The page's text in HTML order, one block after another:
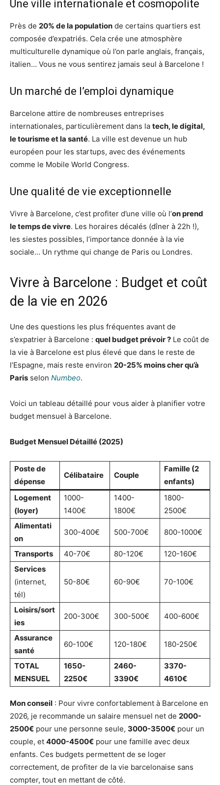
Une ville internationale et cosmopolite
Près de 20% de la population de certains quartiers est
composée d’expatriés. Cela crée une atmosphère
multiculturelle dynamique où l’on parle anglais, français,
italien… Vous ne vous sentirez jamais seul à Barcelone !
Un marché de l’emploi dynamique
Barcelone attire de nombreuses entreprises
internationales, particulièrement dans la tech, le digital,
le tourisme et la santé. La ville est devenue un hub
européen pour les startups, avec des événements
comme le Mobile World Congress.
Une qualité de vie exceptionnelle
Vivre à Barcelone, c’est profiter d’une ville où l’on prend
le temps de vivre. Les horaires décalés (dîner à 22h !),
les siestes possibles, l’importance donnée à la vie
sociale… Un rythme qui change de Paris ou Londres.
Vivre à Barcelone : Budget et coût
de la vie en 2026
Une des questions les plus fréquentes avant de
s’expatrier à Barcelone : quel budget prévoir ? Le coût de
la vie à Barcelone est plus élevé que dans le reste de
l’Espagne, mais reste environ 20-25% moins cher qu’à
Paris selon Numbeo.
Voici un tableau détaillé pour vous aider à planifier votre
budget mensuel à Barcelone.
Budget Mensuel Détaillé (2025)
Poste de
dépense
Célibataire Couple
Famille (2
enfants)
Logement
(loyer)
1000-
1400€
1400-
1800€
1800-
2500€
Alimentati
on
300-400€ 500-700€ 800-1000€
Transports 40-70€ 80-120€
120-160€
Services
(internet,
tél)
50-80€ 60-90€ 70-100€
Loisirs/sort
ies
200-300€ 300-500€ 400-600€
Assurance
santé
60-100€ 120-180€ 180-250€
TOTAL
MENSUEL
1650-
2250€
2460-
3390€
3370-
4610€
Mon conseil : Pour vivre confortablement à Barcelone en
2026, je recommande un salaire mensuel net de 2000-
2500€ pour une personne seule, 3000-3500€ pour un
couple, et 4000-4500€ pour une famille avec deux
enfants. Ces budgets permettent de se loger
correctement, de profiter de la vie barcelonaise sans
compter, tout en mettant de côté.